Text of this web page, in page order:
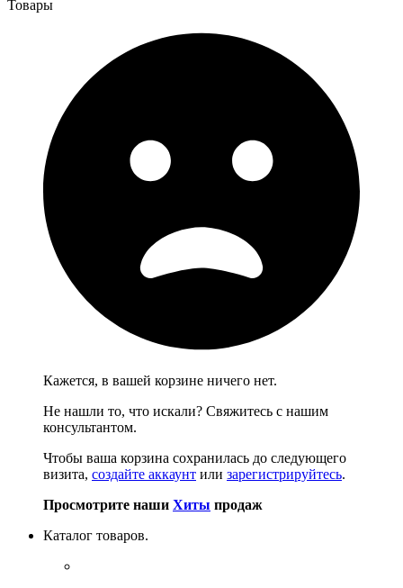
Товары
Кажется, в вашей корзине ничего нет.
Не нашли то, что искали? Свяжитесь с нашим
консультантом.
Чтобы ваша корзина сохранилась до следующего
визита, создайте аккаунт или зарегистрируйтесь.
Просмотрите наши Хиты продаж
Каталог товаров.